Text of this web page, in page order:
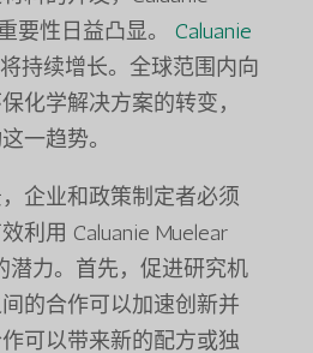
要性日益凸显。 Caluanie
持续增长。全球范围内向
化学解决方案的转变，
一趋势。
企业和政策制定者必须
利用 Caluanie Muelear
潜力。首先，促进研究机
的合作可以加速创新并
可以带来新的配方或独